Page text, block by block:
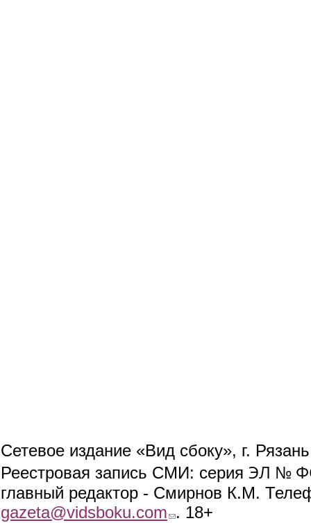
Сетевое издание «Вид сбоку», г.
Реестровая запись СМИ: серия ЭЛ №
главный редактор - Смирнов К.М.
gazeta@vidsboku.com (link sends e-mail)
. 18+